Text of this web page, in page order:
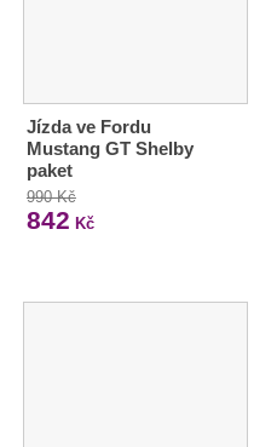
Jízda ve Fordu
Mustang GT Shelby
paket
990 Kč
842 Kč